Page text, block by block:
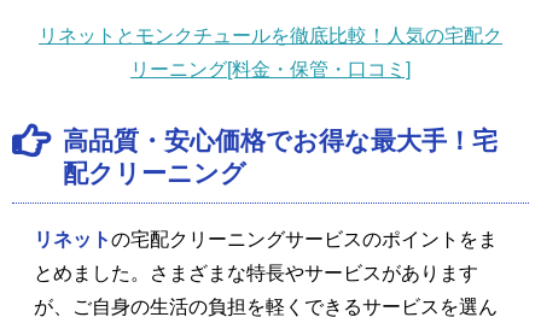
リネットとモンクチュールを徹底比較！人気の宅配ク
リーニング[料金・保管・口コミ]
高品質・安心価格でお得な最大手！宅
配クリーニング
リネットの宅配クリーニングサービスのポイントをま
とめました。さまざまな特長やサービスがあります
が、ご自身の生活の負担を軽くできるサービスを選ん